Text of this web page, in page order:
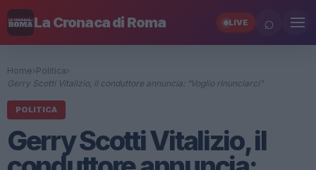
La Cronaca di Roma LIVE ⌕
Home› Politica›
Gerry Scotti Vitalizio, il conduttore annuncia: “Voglio rinunciarci”
POLITICA
Gerry Scotti Vitalizio, il